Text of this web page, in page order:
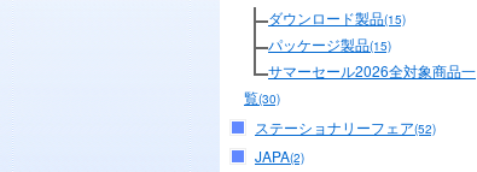
ダウンロード製品(15)
パッケージ製品(15)
サマーセール2026全対象商品一
覧(30)
ステーショナリーフェア(52)
JAPA(2)